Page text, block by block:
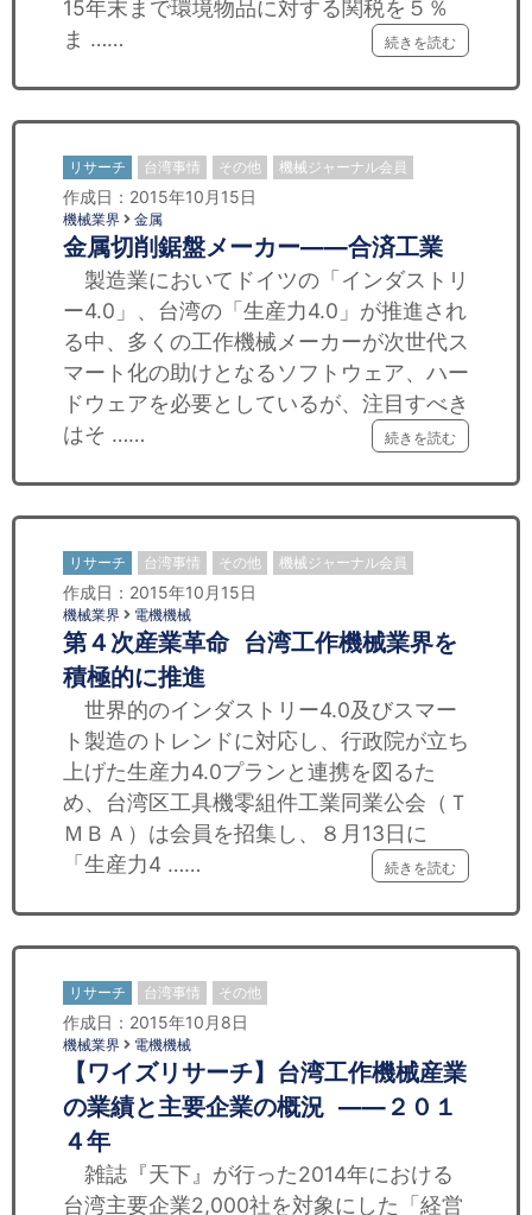
15年末まで環境物品に対する関税を５％
ま ……
続きを読む
リサーチ 台湾事情 その他 機械ジャーナル会員
作成日：2015年10月15日
機械業界 金属
金属切削鋸盤メーカー——合済工業
製造業においてドイツの「インダストリ
ー4.0」、台湾の「生産力4.0」が推進され
る中、多くの工作機械メーカーが次世代ス
マート化の助けとなるソフトウェア、ハー
ドウェアを必要としているが、注目すべき
はそ ……
続きを読む
リサーチ 台湾事情 その他 機械ジャーナル会員
作成日：2015年10月15日
機械業界 電機機械
第４次産業革命 台湾工作機械業界を
積極的に推進
世界的のインダストリー4.0及びスマー
ト製造のトレンドに対応し、行政院が立ち
上げた生産力4.0プランと連携を図るた
め、台湾区工具機零組件工業同業公会（Ｔ
ＭＢＡ）は会員を招集し、８月13日に
「生産力4 ……
続きを読む
リサーチ 台湾事情 その他
作成日：2015年10月8日
機械業界 電機機械
【ワイズリサーチ】台湾工作機械産業
の業績と主要企業の概況 ——２０１
４年
雑誌『天下』が行った2014年における
台湾主要企業2,000社を対象にした「経営